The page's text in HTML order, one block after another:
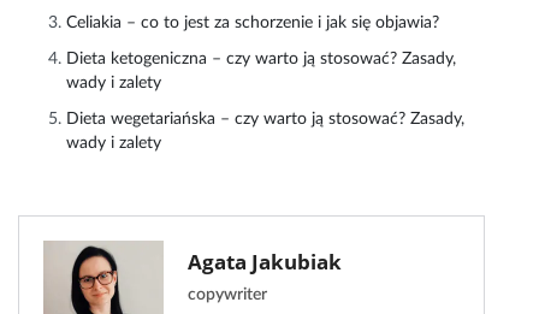
Celiakia – co to jest za schorzenie i jak się objawia?
Dieta ketogeniczna – czy warto ją stosować? Zasady,
wady i zalety
Dieta wegetariańska – czy warto ją stosować? Zasady,
wady i zalety
Agata Jakubiak
copywriter